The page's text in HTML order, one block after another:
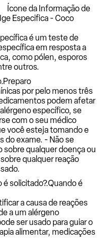
Ícone da Informação de
Ige Especifica - Coco
é um teste de
em resposta a
como pólen, esporos
outros.
Preparo
por pelo menos três
podem afetar
específico, se
com o seu médico
você esteja tomando e
do exame. - Não se
sobre qualquer doença ou
qualquer reação
solicitado?.Quando é
a causa de reações
a um alérgeno
ser usado para guiar o
alimentar, medicações